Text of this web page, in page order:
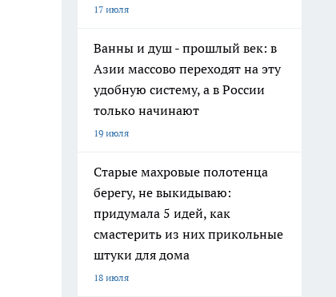
17 июля
Ванны и душ - прошлый век: в
Азии массово переходят на эту
удобную систему, а в России
только начинают
19 июля
Старые махровые полотенца
берегу, не выкидываю:
придумала 5 идей, как
смастерить из них прикольные
штуки для дома
18 июля